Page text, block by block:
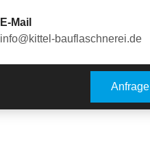
E-Mail
info@kittel-bauflaschnerei.de
Anfrage